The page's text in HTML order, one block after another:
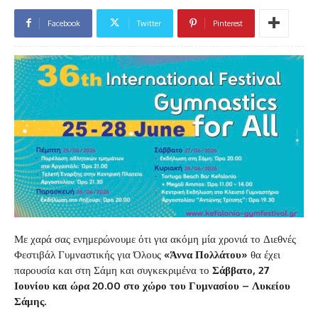
Facebook Twitter Pinterest
Με χαρά σας ενημερώνουμε ότι για ακόμη μία χρονιά το Διεθνές
Φεστιβάλ Γυμναστικής για Όλους «Άννα Πολλάτου» θα έχει
παρουσία και στη Σάμη και συγκεκριμένα το Σάββατο, 27
Ιουνίου και ώρα 20.00 στο χώρο του Γυμνασίου – Λυκείου
Σάμης.